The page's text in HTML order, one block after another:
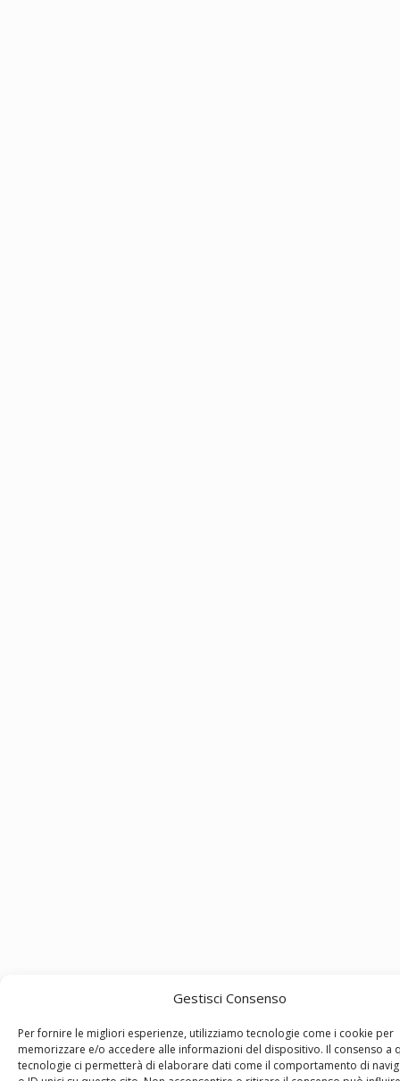
Gestisci Consenso
Per fornire le migliori esperienze, utilizziamo tecnologie come i cookie per
memorizzare e/o accedere alle informazioni del dispositivo. Il consenso a
tecnologie ci permetterà di elaborare dati come il comportamento di